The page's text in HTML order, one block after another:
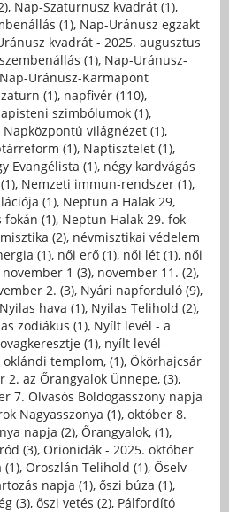
, Nap-Szaturnusz kvadrát (1),
(1), Nap-Uránusz egzakt
kvadrát - 2025. augusztus
(1), Nap-Uránusz-
Nap-Uránusz-Karmapont
(1), napfivér (110),
szimbólumok (1),
Napközpontú világnézet (1),
(1), Naptisztelet (1),
Evangélista (1), négy kardvágás
, Nemzeti immun-rendszer (1),
(1), Neptun a Halak 29,
fokán (1), Neptun Halak 29. fok
(2), névmisztikai védelem
(1), női erő (1), női lét (1), női
november 1 (3), november 11. (2),
2. (3), Nyári napforduló (9),
Nyilas hava (1), Nyilas Telihold (2),
zodiákus (1), Nyílt levél - a
(1), nyílt levél-
oklándi templom, (1), Ökörhajcsár
2. az Őrangyalok Ünnepe, (3),
7. Olvasós Boldogasszony napja
Nagyasszonya (1), október 8.
napja (2), Őrangyalok, (1),
(3), Orionidák - 2025. október
(1), Oroszlán Telihold (1), Őselv
napja (1), őszi búza (1),
(3), őszi vetés (2), Pálfordító